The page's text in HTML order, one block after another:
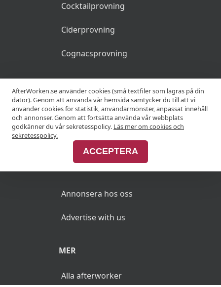
Cocktailprovning
Ciderprovning
Cognacsprovning
KRÖGARE
Anslut din restaurang
Annonsera hos oss
Advertise with us
MER
Alla afterworker
AfterWorken.se använder cookies (små textfiler som lagras på din
dator). Genom att använda vår hemsida samtycker du till att vi
använder cookies för statistik, användarmönster, anpassat innehåll
och annonser. Genom att fortsätta använda vår webbplats
godkänner du vår sekretesspolicy. Läs mer om cookies och
sekretesspolicy.
ACCEPTERA